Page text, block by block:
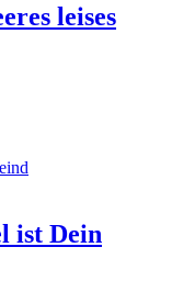
leises
ist Dein